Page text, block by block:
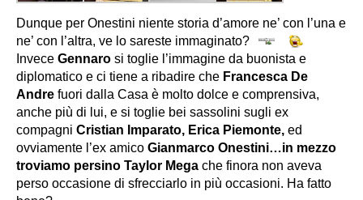
Dunque per Onestini niente storia d’amore ne’ con l’una e
ne’ con l’altra, ve lo sareste immaginato?
Invece Gennaro si toglie l’immagine da buonista e
diplomatico e ci tiene a ribadire che Francesca De
Andre fuori dalla Casa è molto dolce e comprensiva,
anche più di lui, e si toglie bei sassolini sugli ex
compagni Cristian Imparato, Erica Piemonte, ed
ovviamente l’ex amico Gianmarco Onestini…in mezzo
troviamo persino Taylor Mega che finora non aveva
perso occasione di sfrecciarlo in più occasioni. Ha fatto